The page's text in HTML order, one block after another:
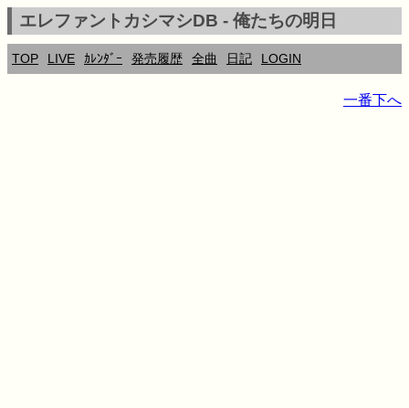
エレファントカシマシDB - 俺たちの明日
TOP LIVE ｶﾚﾝﾀﾞｰ 発売履歴 全曲 日記 LOGIN
一番下へ